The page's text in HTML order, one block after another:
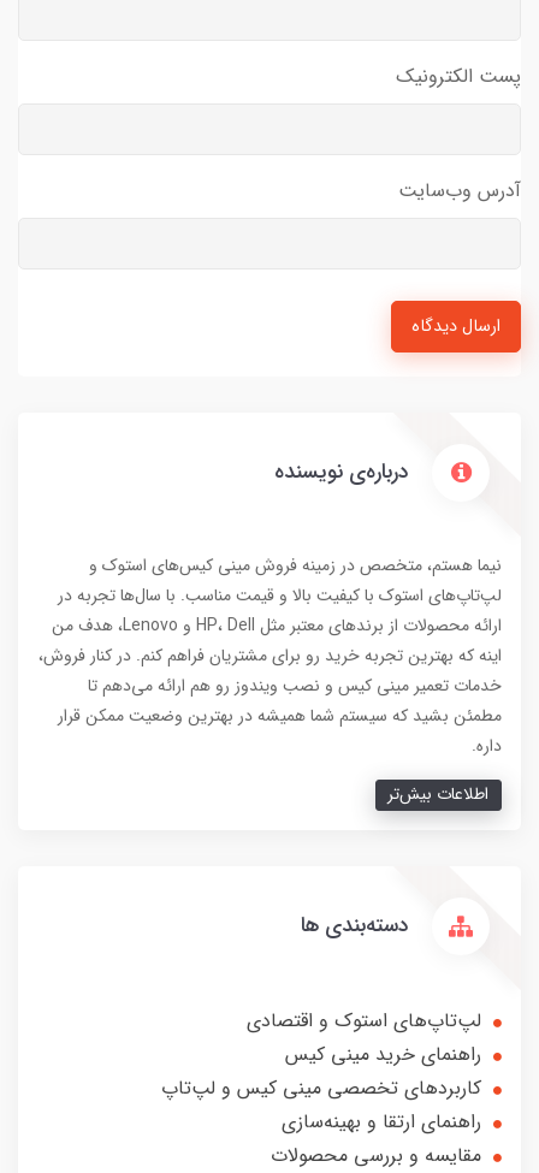
پست الکترونیک
آدرس وب‌سایت
ارسال دیدگاه
درباره‌ی نویسنده
نیما هستم، متخصص در زمینه فروش مینی کیس‌های استوک و
لپ‌تاپ‌های استوک با کیفیت بالا و قیمت مناسب. با سال‌ها تجربه در
ارائه محصولات از برندهای معتبر مثل HP، Dell و Lenovo، هدف من
اینه که بهترین تجربه خرید رو برای مشتریان فراهم کنم. در کنار فروش،
خدمات تعمیر مینی کیس و نصب ویندوز رو هم ارائه می‌دهم تا
مطمئن بشید که سیستم شما همیشه در بهترین وضعیت ممکن قرار
داره.
اطلاعات بیش‌تر
دسته‌بندی ها
لپ‌تاپ‌های استوک و اقتصادی
راهنمای خرید مینی کیس
کاربردهای تخصصی مینی کیس و لپ‌تاپ
راهنمای ارتقا و بهینه‌سازی
مقایسه و بررسی محصولات